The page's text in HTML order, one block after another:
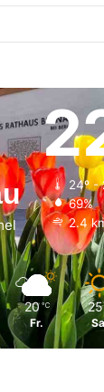
24º -
69%
2.4
20 ℃
Fr.
25